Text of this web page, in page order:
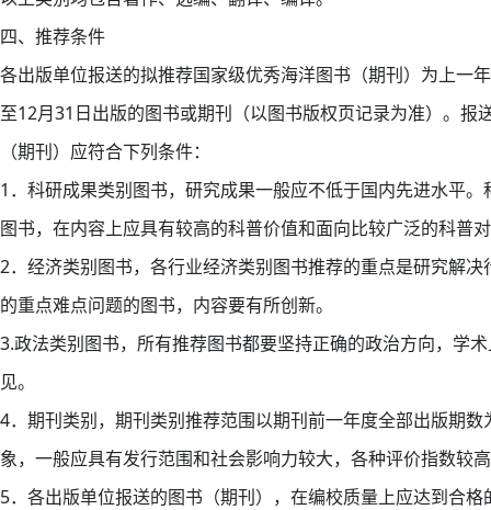
四、推荐条件
各出版单位报送的拟推荐国家级优秀海洋图书（期刊）为上一
至12月31日出版的图书或期刊（以图书版权页记录为准）。报
（期刊）应符合下列条件：
1．科研成果类别图书，研究成果一般应不低于国内先进水平。
图书，在内容上应具有较高的科普价值和面向比较广泛的科普
2．经济类别图书，各行业经济类别图书推荐的重点是研究解决
的重点难点问题的图书，内容要有所创新。
3.政法类别图书，所有推荐图书都要坚持正确的政治方向，学
见。
4．期刊类别，期刊类别推荐范围以期刊前一年度全部出版期数
象，一般应具有发行范围和社会影响力较大，各种评价指数较
5．各出版单位报送的图书（期刊），在编校质量上应达到合格